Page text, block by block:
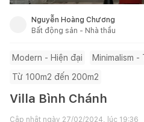
Nguyễn Hoàng Chương
Bất động sản - Nhà thầu
Modern - Hiện đại Minimalism -
Từ 100m2 đến 200m2
Villa Bình Chánh
Cập nhật ngày 27/02/2024, lúc 19:36